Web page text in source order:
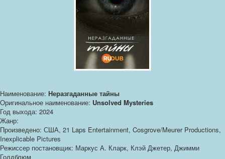
Наименование: Неразгаданные тайны
Оригинальное наименование: Unsolved Mysteries
Год выхода: 2024
Жанр:
Произведено: США, 21 Laps Entertainment, Cosgrove/Meurer Productions,
Inexplicable Pictures
Режиссер постановщик: Маркус А. Кларк, Клэй Джетер, Джимми
Голдблюм